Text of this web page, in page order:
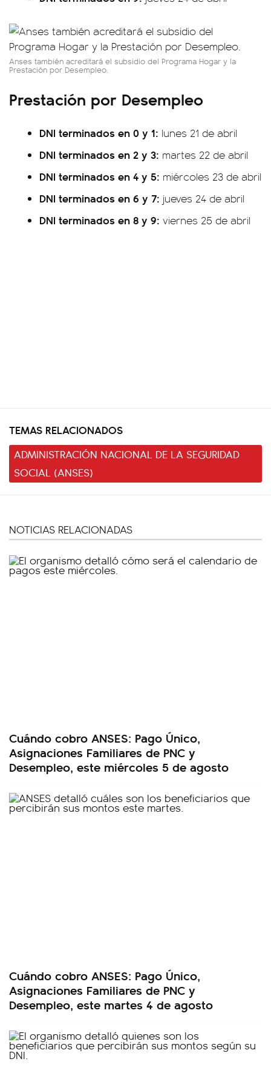
Anses también acreditará el subsidio del Programa Hogar y la
Prestación por Desempleo.
Prestación por Desempleo
DNI terminados en 0 y 1: lunes 21 de abril
DNI terminados en 2 y 3: martes 22 de abril
DNI terminados en 4 y 5: miércoles 23 de abril
DNI terminados en 6 y 7: jueves 24 de abril
DNI terminados en 8 y 9: viernes 25 de abril
TEMAS RELACIONADOS
ADMINISTRACIÓN NACIONAL DE LA SEGURIDAD
SOCIAL (ANSES)
NOTICIAS RELACIONADAS
Cuándo cobro ANSES: Pago Único,
Asignaciones Familiares de PNC y
Desempleo, este miércoles 5 de agosto
Cuándo cobro ANSES: Pago Único,
Asignaciones Familiares de PNC y
Desempleo, este martes 4 de agosto